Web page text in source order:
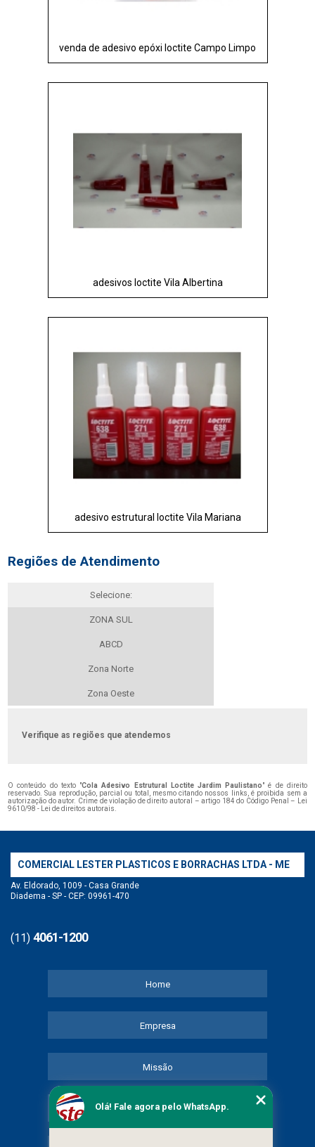
venda de adesivo epóxi loctite Campo Limpo
adesivos loctite Vila Albertina
adesivo estrutural loctite Vila Mariana
Regiões de Atendimento
Selecione:
ZONA SUL
ABCD
Zona Norte
Zona Oeste
Verifique as regiões que atendemos
O conteúdo do texto "Cola Adesivo Estrutural Loctite Jardim Paulistano" é de direito
reservado. Sua reprodução, parcial ou total, mesmo citando nossos links, é proibida sem a
autorização do autor. Crime de violação de direito autoral – artigo 184 do Código Penal –
Lei
9610/98 - Lei de direitos autorais
COMERCIAL LESTER PLASTICOS E BORRACHAS LTDA - ME
Av. Eldorado, 1009 - Casa Grande
Diadema - SP - CEP: 09961-470
(11) 4061-1200
Home
Empresa
Missão
Serviços
Olá! Fale agora pelo WhatsApp.